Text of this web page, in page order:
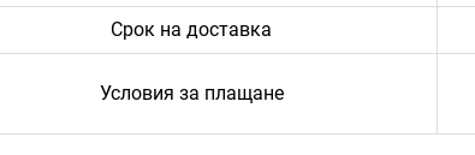
Срок на доставка
Условия за плащане